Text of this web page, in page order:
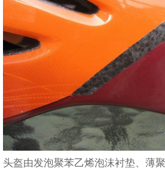
头盔由发泡聚苯乙烯泡沫衬垫、薄